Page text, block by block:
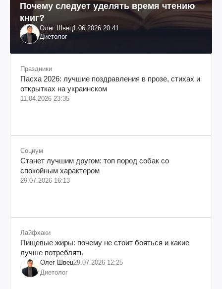
Почему следует уделять время чтению
книг?
Олег Швец1.06.2026 20:41
Диетолог
Праздники
Пасха 2026: лучшие поздравления в прозе, стихах и
открытках на украинском
11.04.2026 23:35
Социум
Станет лучшим другом: топ пород собак со
спокойным характером
29.07.2026 16:13
Лайфхаки
Пищевые жиры: почему не стоит бояться и какие
лучше потреблять
Олег Швец29.07.2026 12:25
Диетолог